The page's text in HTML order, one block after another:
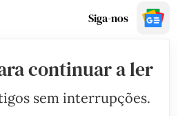
Siga-nos
continuar a ler
sem interrupções.